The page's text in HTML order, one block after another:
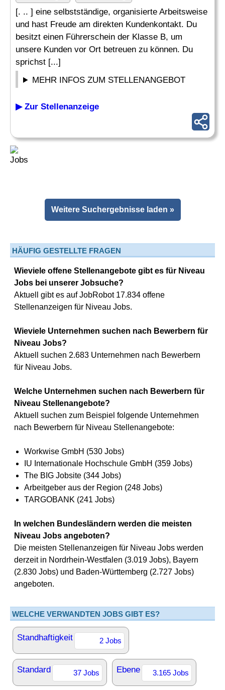
[. .. ] eine selbstständige, organisierte Arbeitsweise
und hast Freude am direkten Kundenkontakt. Du
besitzt einen Führerschein der Klasse B, um
unsere Kunden vor Ort betreuen zu können. Du
sprichst [...]
MEHR INFOS ZUM STELLENANGEBOT
▶ Zur Stellenanzeige
Weitere Suchergebnisse laden »
HÄUFIG GESTELLTE FRAGEN
Wieviele offene Stellenangebote gibt es für Niveau
Jobs bei unserer Jobsuche?
Aktuell gibt es auf JobRobot 17.834 offene
Stellenanzeigen für Niveau Jobs.
Wieviele Unternehmen suchen nach Bewerbern für
Niveau Jobs?
Aktuell suchen 2.683 Unternehmen nach Bewerbern
für Niveau Jobs.
Welche Unternehmen suchen nach Bewerbern für
Niveau Stellenangebote?
Aktuell suchen zum Beispiel folgende Unternehmen
nach Bewerbern für Niveau Stellenangebote:
Workwise GmbH (530 Jobs)
IU Internationale Hochschule GmbH (359 Jobs)
The BIG Jobsite (344 Jobs)
Arbeitgeber aus der Region (248 Jobs)
TARGOBANK (241 Jobs)
In welchen Bundesländern werden die meisten
Niveau Jobs angeboten?
Die meisten Stellenanzeigen für Niveau Jobs werden
derzeit in Nordrhein-Westfalen (3.019 Jobs), Bayern
(2.830 Jobs) und Baden-Württemberg (2.727 Jobs)
angeboten.
WELCHE VERWANDTEN JOBS GIBT ES?
Standhaftigkeit 2 Jobs
Standard 37 Jobs Ebene 3.165 Jobs